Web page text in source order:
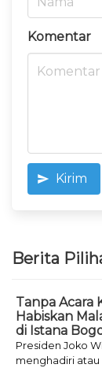
Komentar
Kirim
Berita
Tanpa Acara
Habiskan
di Istana
Presiden Joko
menghadiri